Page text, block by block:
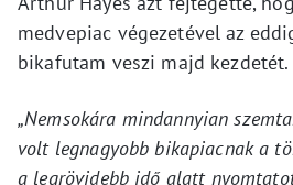
medvepiac végezetével az
bikafutam veszi majd kezdetét.
„Nemsokára mindannyian
volt legnagyobb bikapiacnak a
a legrövidebb idő alatt